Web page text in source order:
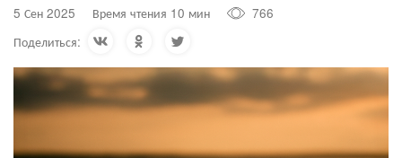
5 Сен 2025 Время чтения 10 мин
766
Поделиться: